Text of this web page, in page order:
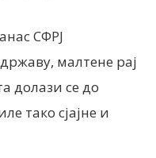
СФРЈ
малтене рај
долази се до
тако сјајне и